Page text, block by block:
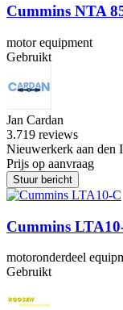
Cummins NTA
motor equipment
Gebruikt
Jan Cardan
3.719 reviews
Nieuwerkerk aan den
Prijs op aanvraag
Stuur bericht
Cummins
motoronderdeel
Gebruikt